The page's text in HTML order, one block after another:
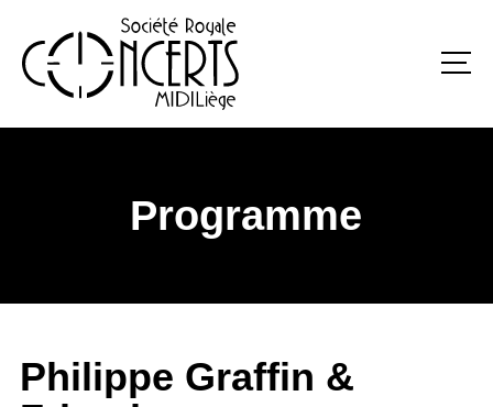
Programme
Philippe Graffin &